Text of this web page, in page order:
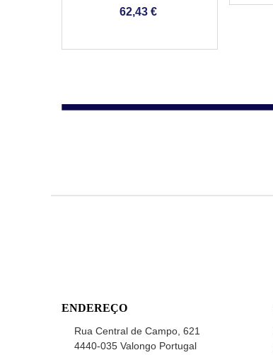
PROTEÇÃO CONTRA
62,43 €
ENDEREÇO
Rua Central de Campo, 621
4440-035 Valongo Portugal